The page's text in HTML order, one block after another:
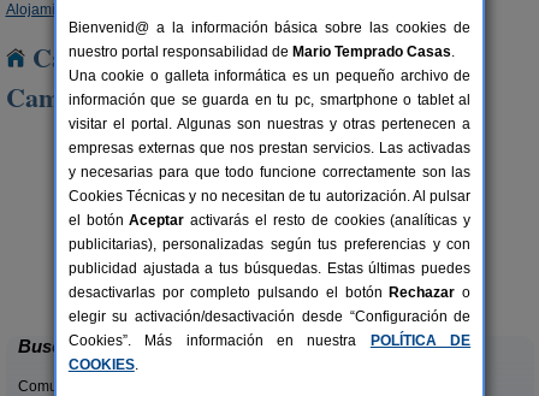
Alojamientos
Casas Rurales cerca de Requena de
Campos
14 pers.
desde30 €
La Casona de Támara
Támara de Campos (Palencia)
Buscar
Comunidades:
Bienvenid@ a la información básica sobre las cookies de
nuestro portal responsabilidad de Mario Temprado Casas.
Una cookie o galleta informática es un pequeño archivo de
información que se guarda en tu pc, smartphone o tablet al
visitar el portal. Algunas son nuestras y otras pertenecen a
empresas externas que nos prestan servicios. Las activadas
y necesarias para que todo funcione correctamente son las
Cookies Técnicas y no necesitan de tu autorización. Al pulsar
el botónAceptar activarás el resto de cookies (analíticas y
publicitarias), personalizadas según tus preferencias y con
publicidad ajustada a tus búsquedas. Estas últimas puedes
desactivarlas por completo pulsando el botón Rechazar o
elegir su activación/desactivación desde “Configuración de
Cookies”. Más información en nuestra
POLÍTICA DE
COOKIES.